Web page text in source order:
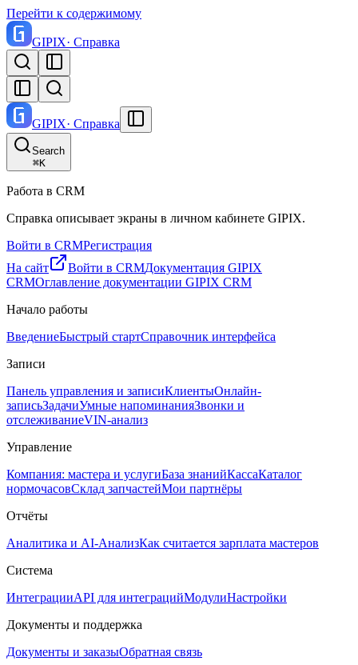
Перейти к содержимому
GIPIX· Справка
GIPIX· Справка
Search
⌘K
Работа в CRM
Справка описывает экраны в личном кабинете GIPIX.
Войти в CRMРегистрация
На сайт
Войти в CRMДокументация GIPIX
CRMОглавление документации GIPIX CRM
Начало работы
ВведениеБыстрый стартСправочник интерфейса
Записи
Панель управления и записиКлиентыОнлайн-
записьЗадачиУмные напоминанияЗвонки и
отслеживаниеVIN-анализ
Управление
Компания: мастера и услугиБаза знанийКассаКаталог
нормочасовСклад запчастейМои партнёры
Отчёты
Аналитика и AI-АнализКак считается зарплата мастеров
Система
ИнтеграцииAPI для интеграцийМодулиНастройки
Документы и поддержка
Документы и заказыОбратная связь